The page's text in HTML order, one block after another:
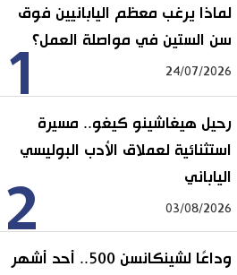
1
لماذا يرغب معظم اليابانيين فوق
سن الستين في مواصلة العمل؟
24/07/2026
2
رحيل هيغاشينو كيغو.. مسيرة
استثنائية لعملاق الأدب البوليسي
الياباني
03/08/2026
وداعًا لشينكانسن 500.. أحد أشهر